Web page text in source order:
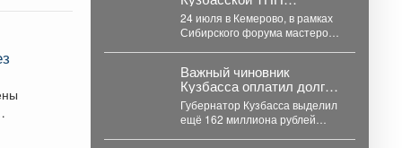
Большинство...
объединила власть,
бизнес и экспертов для
выработки модели
отраслевой кооперации.
24 июля в Кемерово, в рамках
Сибирского форума мастеров
сессия«Кооперация в
строительной...
Важный чиновник
Кузбасса оплатил долги
двух городов
Губернатор Кузбасса выделил
ещё 162 миллиона рублей